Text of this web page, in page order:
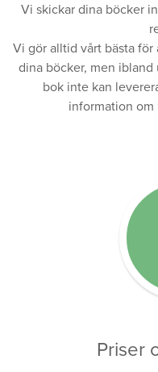
Vi skickar dina böcker
Vi gör alltid vårt bästa för
dina böcker, men ibland
bok inte kan
information om
Priser